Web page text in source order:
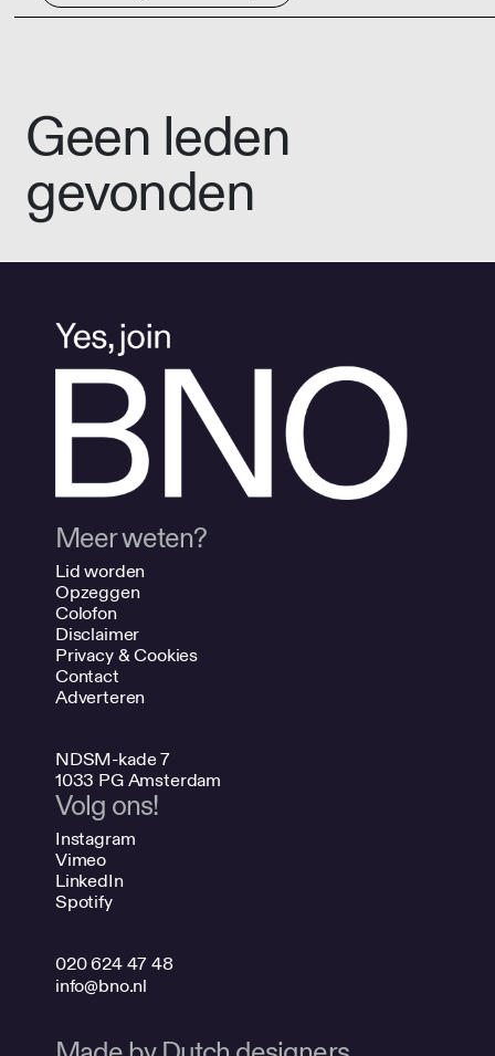
Geen leden
gevonden
Meer weten?
Lid worden
Opzeggen
Colofon
Disclaimer
Privacy & Cookies
Contact
Adverteren
NDSM-kade 7
1033 PG Amsterdam
Volg ons!
Instagram
Vimeo
LinkedIn
Spotify
020 624 47 48
info@bno.nl